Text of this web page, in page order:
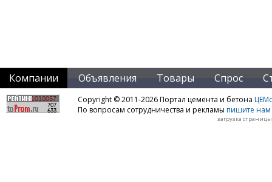
Компании Объявления Товары Спрос
Copyright © 2011-2026 Портал цемента и бетона
По вопросам сотрудничества и рекламы пишите нам
загрузка